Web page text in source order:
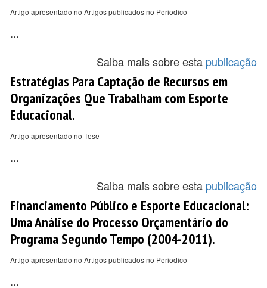
Artigo apresentado no Artigos publicados no Periodico
...
Saiba mais sobre esta publicação
Estratégias Para Captação de Recursos em
Organizações Que Trabalham com Esporte
Educacional.
Artigo apresentado no Tese
...
Saiba mais sobre esta publicação
Financiamento Público e Esporte Educacional:
Uma Análise do Processo Orçamentário do
Programa Segundo Tempo (2004-2011).
Artigo apresentado no Artigos publicados no Periodico
...